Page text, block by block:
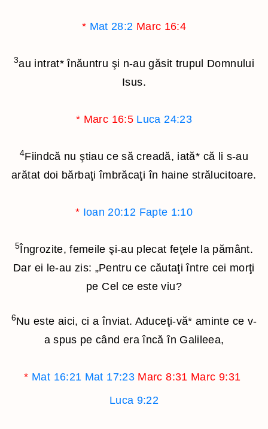
* Mat 28:2 Marc 16:4
3au intrat*înăuntru şi n-au găsit trupul Domnului
Isus.
* Marc 16:5 Luca 24:23
4Fiindcă nu ştiau ce să creadă, iată* că li s-au
arătat doi bărbaţi îmbrăcaţi în haine strălucitoare.
* Ioan 20:12 Fapte 1:10
5Îngrozite, femeile şi-au plecat feţele la pământ.
Dar ei le-au zis: „Pentru ce căutaţi între cei morţi
pe Cel ce este viu?
6Nu este aici, ci a înviat. Aduceţi-vă* aminte ce v-
a spus pe când era încă în Galileea,
* Mat 16:21 Mat 17:23 Marc 8:31 Marc 9:31
Luca 9:22